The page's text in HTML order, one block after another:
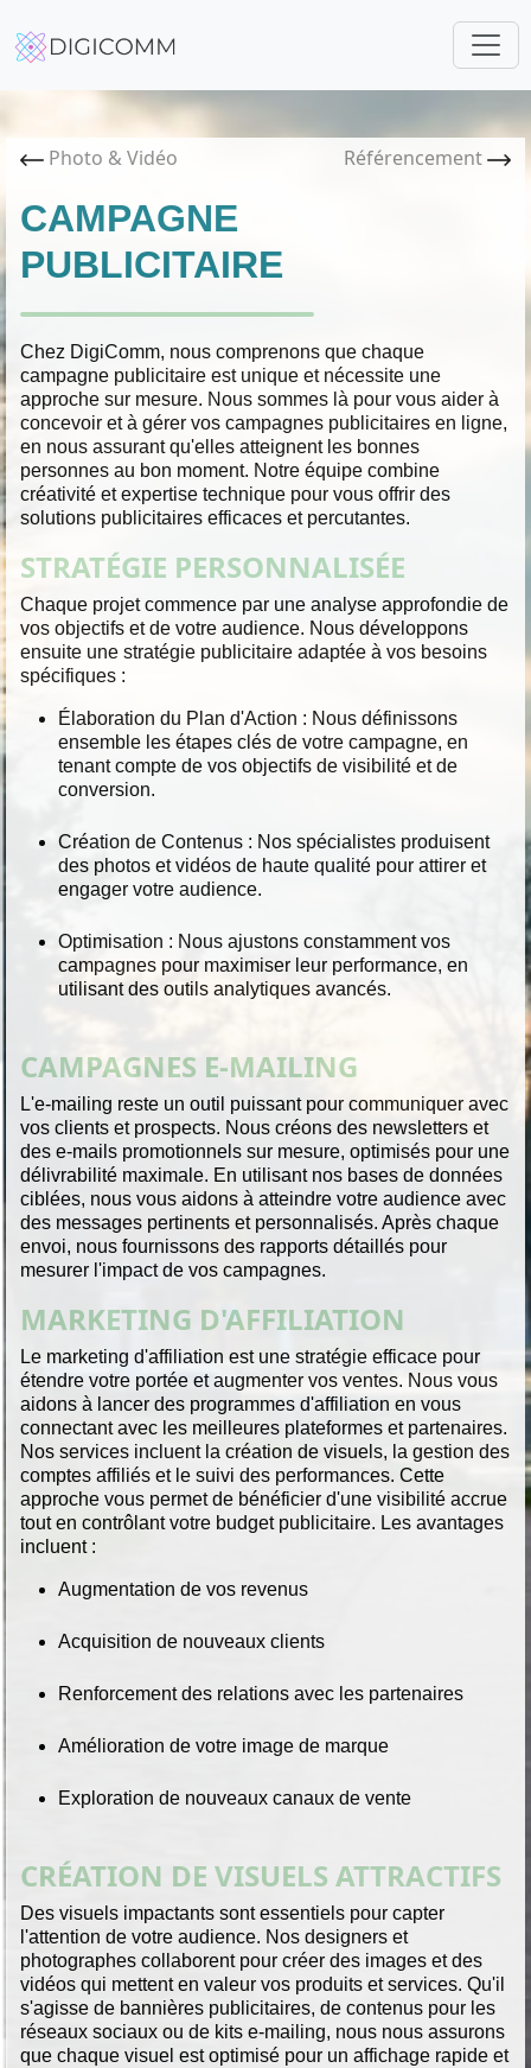
Photo & Vidéo Référencement
CAMPAGNE
PUBLICITAIRE
Chez DigiComm, nous comprenons que chaque
campagne publicitaire est unique et nécessite une
approche sur mesure. Nous sommes là pour vous aider à
concevoir et à gérer vos campagnes publicitaires en ligne,
en nous assurant qu'elles atteignent les bonnes
personnes au bon moment. Notre équipe combine
créativité et expertise technique pour vous offrir des
solutions publicitaires efficaces et percutantes.
STRATÉGIE PERSONNALISÉE
Chaque projet commence par une analyse approfondie de
vos objectifs et de votre audience. Nous développons
ensuite une stratégie publicitaire adaptée à vos besoins
spécifiques :
Élaboration du Plan d'Action : Nous définissons
ensemble les étapes clés de votre campagne, en
tenant compte de vos objectifs de visibilité et de
conversion.
Création de Contenus : Nos spécialistes produisent
des photos et vidéos de haute qualité pour attirer et
engager votre audience.
Optimisation : Nous ajustons constamment vos
campagnes pour maximiser leur performance, en
utilisant des outils analytiques avancés.
CAMPAGNES E-MAILING
L'e-mailing reste un outil puissant pour communiquer avec
vos clients et prospects. Nous créons des newsletters et
des e-mails promotionnels sur mesure, optimisés pour une
délivrabilité maximale. En utilisant nos bases de données
ciblées, nous vous aidons à atteindre votre audience avec
des messages pertinents et personnalisés. Après chaque
envoi, nous fournissons des rapports détaillés pour
mesurer l'impact de vos campagnes.
MARKETING D'AFFILIATION
Le marketing d'affiliation est une stratégie efficace pour
étendre votre portée et augmenter vos ventes. Nous vous
aidons à lancer des programmes d'affiliation en vous
connectant avec les meilleures plateformes et partenaires.
Nos services incluent la création de visuels, la gestion des
comptes affiliés et le suivi des performances. Cette
approche vous permet de bénéficier d'une visibilité accrue
tout en contrôlant votre budget publicitaire. Les avantages
incluent :
Augmentation de vos revenus
Acquisition de nouveaux clients
Renforcement des relations avec les partenaires
Amélioration de votre image de marque
Exploration de nouveaux canaux de vente
CRÉATION DE VISUELS ATTRACTIFS
Des visuels impactants sont essentiels pour capter
l'attention de votre audience. Nos designers et
photographes collaborent pour créer des images et des
vidéos qui mettent en valeur vos produits et services. Qu'il
s'agisse de bannières publicitaires, de contenus pour les
réseaux sociaux ou de kits e-mailing, nous nous assurons
que chaque visuel est optimisé pour un affichage rapide et